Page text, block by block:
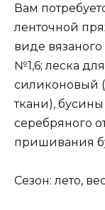
Вам
ленточной
виде
№1,6; леска
силиконовый
ткани),
серебряного
пришивания
Сезон: лето,